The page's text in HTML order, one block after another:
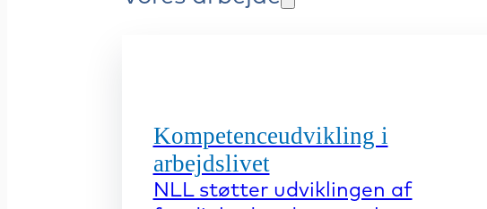
Kompetenceudvikling i
arbejdslivet
NLL støtter udviklingen af